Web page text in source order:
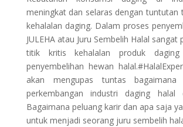
meningkat dan selaras dengan tuntutan
kehalalan daging. Dalam proses
JULEHA atau Juru Sembelih Halal sangat
titik kritis kehalalan produk
penyembelihan hewan
akan mengupas tuntas
perkembangan industri daging halal
Bagaimana peluang karir dan apa saja
untuk menjadi seorang juru sembelih